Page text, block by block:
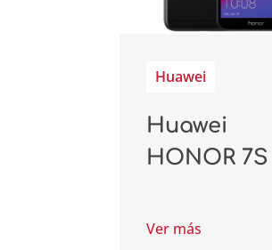
Huawei
Huawei
HONOR 7S
Ver más